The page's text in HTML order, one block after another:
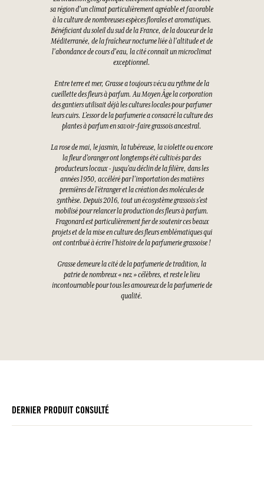
sa région d'un climat particulièrement agréable et favorable
à la culture de nombreuses espèces florales et aromatiques.
Bénéficiant du soleil du sud de la France, de la douceur de la
Méditerranée, de la fraîcheur nocturne liée à l'altitude et de
l'abondance de cours d'eau, la cité connaît un microclimat
exceptionnel.
Entre terre et mer, Grasse a toujours vécu au rythme de la
cueillette des fleurs à parfum. Au Moyen Âge la corporation
des gantiers utilisait déjà les cultures locales pour parfumer
leurs cuirs. L’essor de la parfumerie a consacré la culture des
plantes à parfum en savoir-faire grassois ancestral.
La rose de mai, le jasmin, la tubéreuse, la violette ou encore
la fleur d’oranger ont longtemps été cultivés par des
producteurs locaux - jusqu’au déclin de la filière, dans les
années 1950, accéléré par l’importation des matières
premières de l’étranger et la création des molécules de
synthèse. Depuis 2016, tout un écosystème grassois s’est
mobilisé pour relancer la production des fleurs à parfum.
Fragonard est particulièrement fier de soutenir ces beaux
projets et de la mise en culture des fleurs emblématiques qui
ont contribué à écrire l’histoire de la parfumerie grassoise !
Grasse demeure la cité de la parfumerie de tradition, la
patrie de nombreux « nez » célèbres, et reste le lieu
incontournable pour tous les amoureux de la parfumerie de
qualité.
DERNIER PRODUIT CONSULTÉ